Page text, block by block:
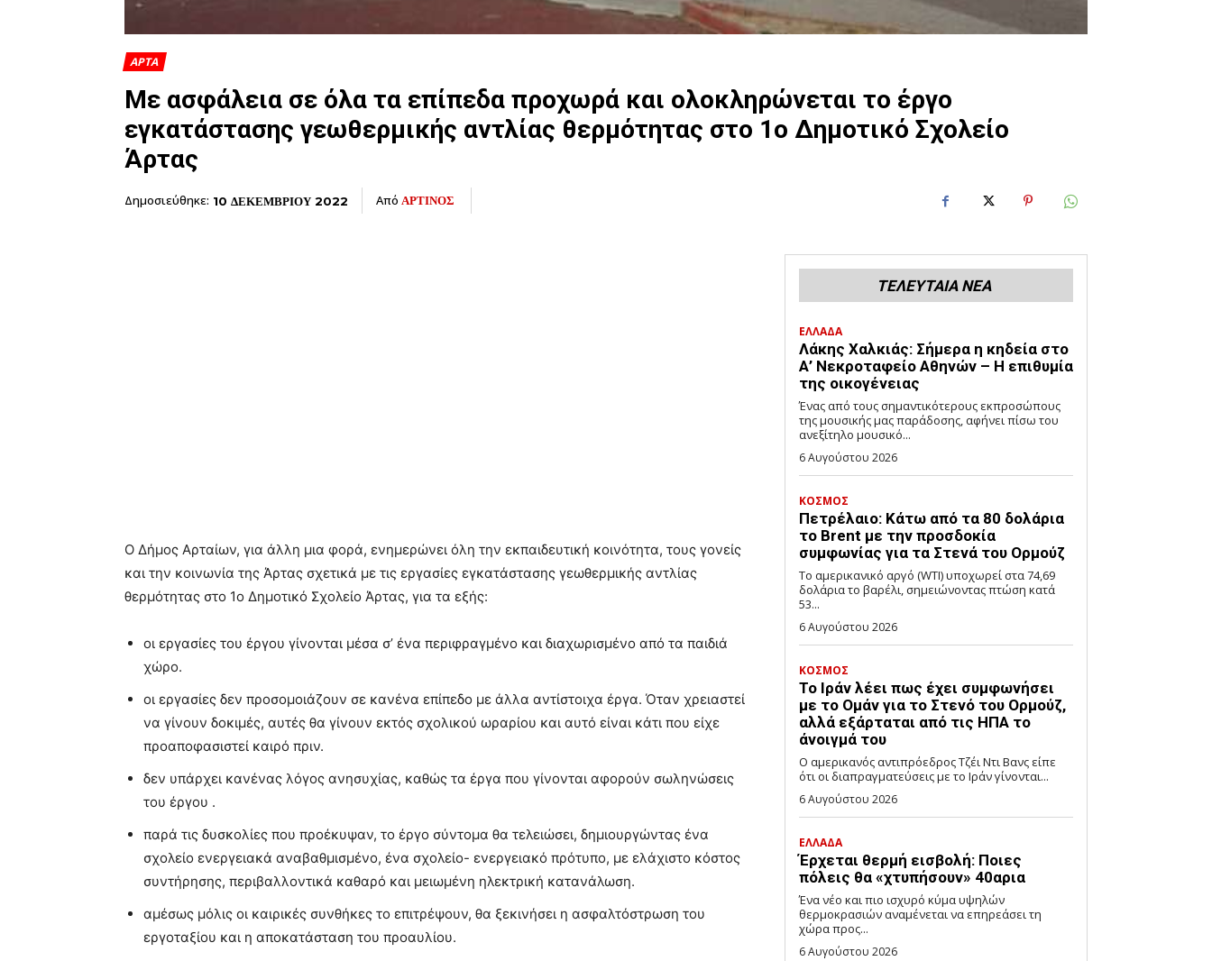
ΑΡΤΑ
Με ασφάλεια σε όλα τα επίπεδα προχωρά και ολοκληρώνεται το έργο
εγκατάστασης γεωθερμικής αντλίας θερμότητας στο 1ο Δημοτικό Σχολείο
Άρτας
Δημοσιεύθηκε: 10 ΔΕΚΕΜΒΡΙΟΥ 2022 Από ΑΡΤΙΝΟΣ
Ο Δήμος Αρταίων, για άλλη μια φορά, ενημερώνει όλη την εκπαιδευτική κοινότητα, τους γονείς
και την κοινωνία της Άρτας σχετικά με τις εργασίες εγκατάστασης γεωθερμικής αντλίας
θερμότητας στο 1ο Δημοτικό Σχολείο Άρτας, για τα εξής:
οι εργασίες του έργου γίνονται μέσα σ’ ένα περιφραγμένο και διαχωρισμένο από τα παιδιά
χώρο.
οι εργασίες δεν προσομοιάζουν σε κανένα επίπεδο με άλλα αντίστοιχα έργα. Όταν χρειαστεί
να γίνουν δοκιμές, αυτές θα γίνουν εκτός σχολικού ωραρίου και αυτό είναι κάτι που είχε
προαποφασιστεί καιρό πριν.
δεν υπάρχει κανένας λόγος ανησυχίας, καθώς τα έργα που γίνονται αφορούν σωληνώσεις
του έργου .
παρά τις δυσκολίες που προέκυψαν, το έργο σύντομα θα τελειώσει, δημιουργώντας ένα
σχολείο ενεργειακά αναβαθμισμένο, ένα σχολείο- ενεργειακό πρότυπο, με ελάχιστο κόστος
συντήρησης, περιβαλλοντικά καθαρό και μειωμένη ηλεκτρική κατανάλωση.
αμέσως μόλις οι καιρικές συνθήκες το επιτρέψουν, θα ξεκινήσει η ασφαλτόστρωση του
εργοταξίου και η αποκατάσταση του προαυλίου.
ΤΕΛΕΥΤΑΙΑ ΝΕΑ
ΕΛΛΑΔΑ
Λάκης Χαλκιάς: Σήμερα η κηδεία στο
Α’ Νεκροταφείο Αθηνών – Η επιθυμία
της οικογένειας
Ένας από τους σημαντικότερους εκπροσώπους
της μουσικής μας παράδοσης, αφήνει πίσω του
ανεξίτηλο μουσικό...
6 Αυγούστου 2026
ΚΟΣΜΟΣ
Πετρέλαιο: Κάτω από τα 80 δολάρια
το Brent με την προσδοκία
συμφωνίας για τα Στενά του Ορμούζ
Το αμερικανικό αργό (WTI) υποχωρεί στα 74,69
δολάρια το βαρέλι, σημειώνοντας πτώση κατά
53...
6 Αυγούστου 2026
ΚΟΣΜΟΣ
Το Ιράν λέει πως έχει συμφωνήσει
με το Ομάν για το Στενό του Ορμούζ,
αλλά εξάρταται από τις ΗΠΑ το
άνοιγμά του
Ο αμερικανός αντιπρόεδρος Τζέι Ντι Βανς είπε
ότι οι διαπραγματεύσεις με το Ιράν γίνονται...
6 Αυγούστου 2026
ΕΛΛΑΔΑ
Έρχεται θερμή εισβολή: Ποιες
πόλεις θα «χτυπήσουν» 40αρια
Ένα νέο και πιο ισχυρό κύμα υψηλών
θερμοκρασιών αναμένεται να επηρεάσει τη
χώρα προς...
6 Αυγούστου 2026